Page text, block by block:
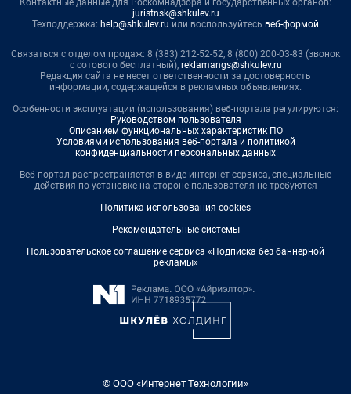
Контактные данные для Роскомнадзора и государственных органов:
juristnsk@shkulev.ru
Техподдержка: help@shkulev.ru или воспользуйтесь веб-формой
Связаться с отделом продаж: 8 (383) 212-52-52, 8 (800) 200-03-83 (звонок
с сотового бесплатный), reklamangs@shkulev.ru
Редакция сайта не несет ответственности за достоверность
информации, содержащейся в рекламных объявлениях.
Особенности эксплуатации (использования) веб-портала регулируются:
Руководством пользователя
Описанием функциональных характеристик ПО
Условиями использования веб-портала и политикой
конфиденциальности персональных данных
Веб-портал распространяется в виде интернет-сервиса, специальные
действия по установке на стороне пользователя не требуются
Политика использования cookies
Рекомендательные системы
Пользовательское соглашение сервиса «Подписка без баннерной
рекламы»
© ООО «Интернет Технологии»